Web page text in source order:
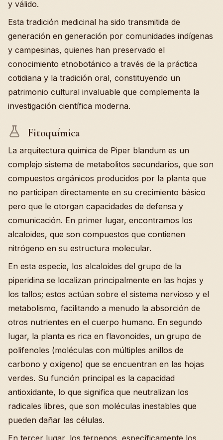
y válido.
Esta tradición medicinal ha sido transmitida de
generación en generación por comunidades indígenas
y campesinas, quienes han preservado el
conocimiento etnobotánico a través de la práctica
cotidiana y la tradición oral, constituyendo un
patrimonio cultural invaluable que complementa la
investigación científica moderna.
Fitoquímica
La arquitectura química de Piper blandum es un
complejo sistema de metabolitos secundarios, que son
compuestos orgánicos producidos por la planta que
no participan directamente en su crecimiento básico
pero que le otorgan capacidades de defensa y
comunicación. En primer lugar, encontramos los
alcaloides, que son compuestos que contienen
nitrógeno en su estructura molecular.
En esta especie, los alcaloides del grupo de la
piperidina se localizan principalmente en las hojas y
los tallos; estos actúan sobre el sistema nervioso y el
metabolismo, facilitando a menudo la absorción de
otros nutrientes en el cuerpo humano. En segundo
lugar, la planta es rica en flavonoides, un grupo de
polifenoles (moléculas con múltiples anillos de
carbono y oxígeno) que se encuentran en las hojas
verdes. Su función principal es la capacidad
antioxidante, lo que significa que neutralizan los
radicales libres, que son moléculas inestables que
pueden dañar las células.
En tercer lugar, los terpenos, específicamente los